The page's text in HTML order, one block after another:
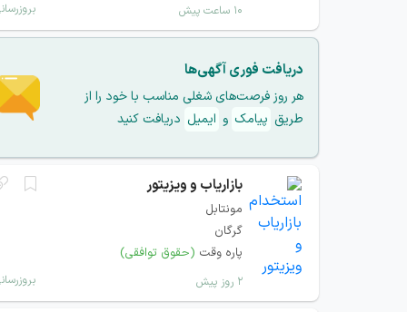
۱۰ ساعت پیش
دریافت فوری آگهی‌ها
هر روز فرصت‌های شغلی مناسب با خود را از
طریق پیامک و ایمیل دریافت کنید
بازاریاب و ویزیتور
مونتابل
گرگان
پاره وقت (حقوق توافقی)
۲ روز پیش